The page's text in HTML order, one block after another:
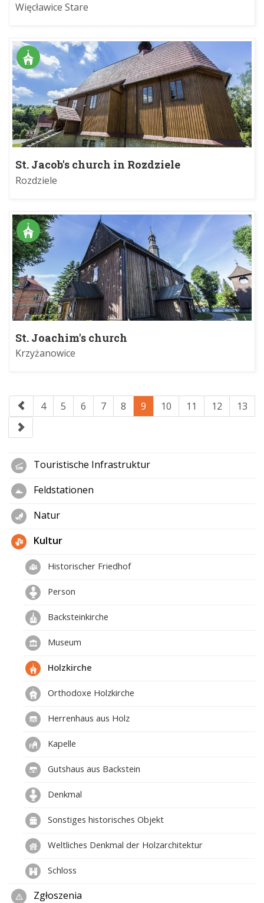
Więcławice Stare
St. Jacob's church in Rozdziele
Rozdziele
St. Joachim's church
Krzyżanowice
4 5 6 7 8 9 10 11 12 13
Touristische Infrastruktur
Feldstationen
Natur
Kultur
Historischer Friedhof
Person
Backsteinkirche
Museum
Holzkirche
Orthodoxe Holzkirche
Herrenhaus aus Holz
Kapelle
Gutshaus aus Backstein
Denkmal
Sonstiges historisches Objekt
Weltliches Denkmal der Holzarchitektur
Schloss
Zgłoszenia